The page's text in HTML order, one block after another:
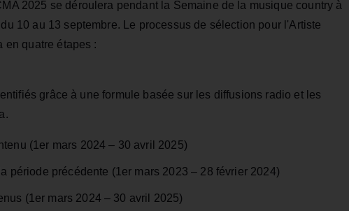
2025 se déroulera pendant la Semaine de la musique country à
10 au 13 septembre. Le processus de sélection pour l'Artiste
en quatre étapes :
grâce à une formule basée sur les diffusions radio et les
(1er mars 2024 – 30 avril 2025)
période précédente (1er mars 2023 – 28 février 2024)
(1er mars 2024 – 30 avril 2025)